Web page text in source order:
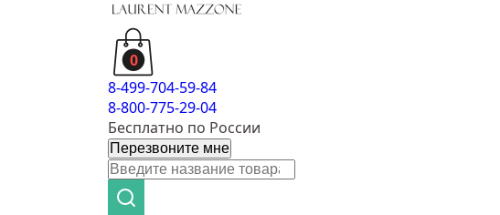
0
8-499-704-59-84
8-800-775-29-04
Бесплатно по России
Перезвоните мне